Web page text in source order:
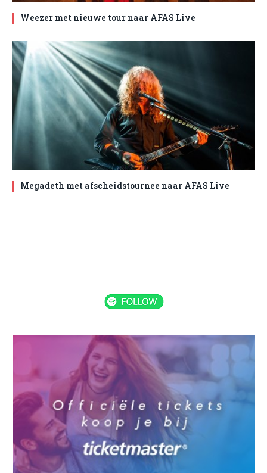
Weezer met nieuwe tour naar AFAS Live
Megadeth met afscheidstournee naar AFAS Live